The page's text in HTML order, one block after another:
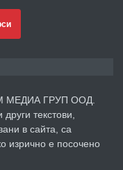
преди 1 година
- гр.
МЕДИА ГРУП ООД.
текстови,
в сайта, са
изрично е посочено